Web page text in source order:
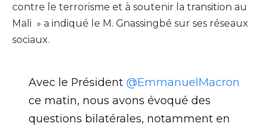
contre le terrorisme et à soutenir la transition au
Mali » a indiqué le M. Gnassingbé sur ses réseaux
sociaux.
Avec le Président @EmmanuelMacron
ce matin, nous avons évoqué des
questions bilatérales, notamment en